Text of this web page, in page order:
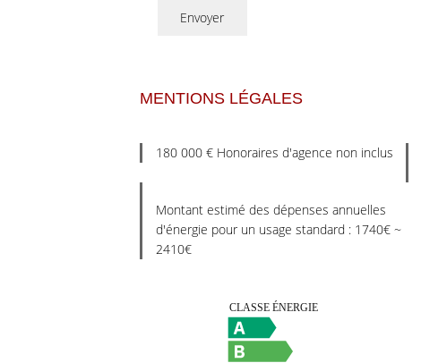
Envoyer
MENTIONS LÉGALES
180 000 € Honoraires d'agence non inclus
Montant estimé des dépenses annuelles
d'énergie pour un usage standard : 1740€ ~
2410€